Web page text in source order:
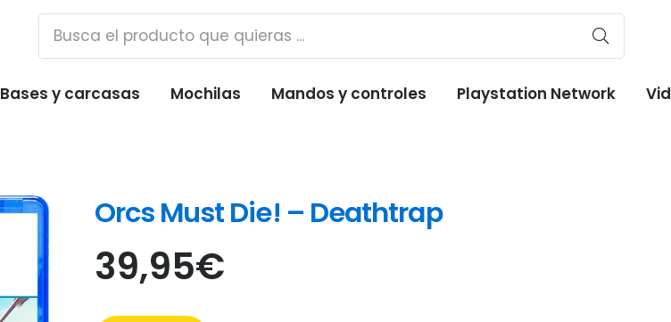
Bases y carcasas Mochilas Mandos y controles Playstation Network
Orcs Must Die! – Deathtrap
39,95€